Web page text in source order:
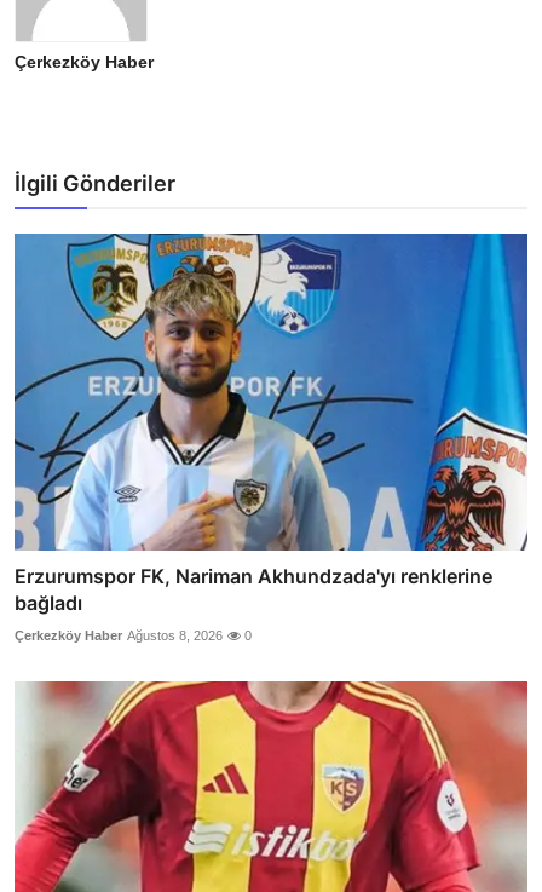
Çerkezköy Haber
İlgili Gönderiler
Erzurumspor FK, Nariman Akhundzada'yı renklerine
bağladı
Çerkezköy Haber Ağustos 8, 2026 0